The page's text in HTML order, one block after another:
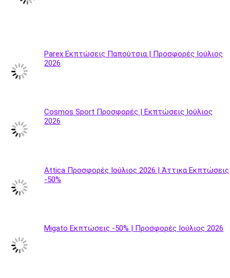
Parex Εκπτώσεις Παπούτσια | Προσφορές Ιούλιος
2026
Cosmos Sport Προσφορές | Εκπτώσεις Ιούλιος
2026
Attica Προσφορές Ιούλιος 2026 | Άττικα Εκπτώσεις
-50%
Migato Εκπτώσεις -50% | Προσφορές Ιούλιος 2026